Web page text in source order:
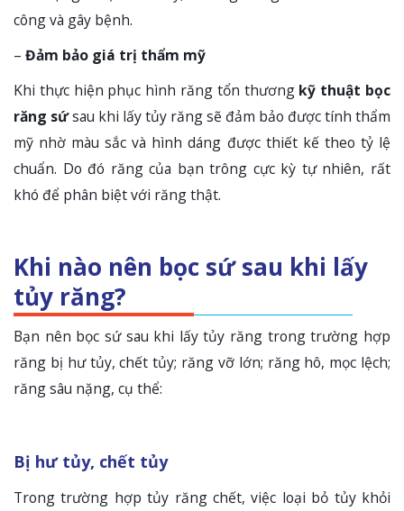
công và gây bệnh.
– Đảm bảo giá trị thẩm mỹ
Khi thực hiện phục hình răng tổn thương kỹ thuật bọc
răng sứsau khi lấy tủy răng sẽ đảm bảo được tính thẩm
mỹ nhờ màu sắc và hình dáng được thiết kế theo tỷ lệ
chuẩn. Do đó răng của bạn trông cực kỳ tự nhiên, rất
khó để phân biệt với răng thật.
Khi nào nên bọc sứ sau khi lấy
tủy răng?
Bạn nên bọc sứ sau khi lấy tủy răng trong trường hợp
răng bị hư tủy, chết tủy; răng vỡ lớn; răng hô, mọc lệch;
răng sâu nặng, cụ thể:
Bị hư tủy, chết tủy
Trong trường hợp tủy răng chết, việc loại bỏ tủy khỏi